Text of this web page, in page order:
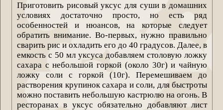
Приготовить рисовый уксус для суши в домашних
условиях достаточно просто, но есть ряд
особенностей и нюансов, на которые следует
обратить внимание. Во-первых, нужно правильно
сварить рис и охладить его до 40 градусов. Далее, в
емкость с 50 мл уксуса добавляем столовую ложку
сахара с небольшой горкой (около 30г) и чайную
ложку соли с горкой (10г). Перемешиваем до
растворения крупинок сахара и соли, для быстроты
можно поставить небольшую кастрюлю на огонь. В
ресторанах в уксус обязательно добавляют лист